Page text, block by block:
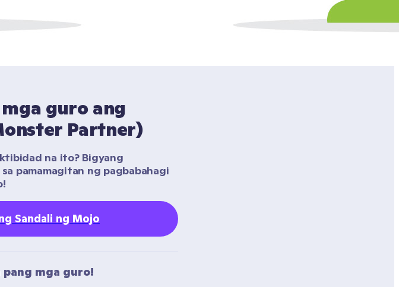
guro ang
Partner)
na ito? Bigyang
pamamagitan ng pagbabahagi
Sandali ng Mojo
pang mga guro!